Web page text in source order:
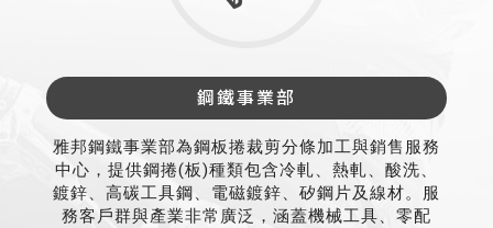
鋼鐵事業部
雅邦鋼鐵事業部為鋼板捲裁剪分條加工與銷售服務
中心，提供鋼捲(板)種類包含冷軋、熱軋、酸洗、
鍍鋅、高碳工具鋼、電磁鍍鋅、矽鋼片及線材。服
務客戶群與產業非常廣泛，涵蓋機械工具、零配